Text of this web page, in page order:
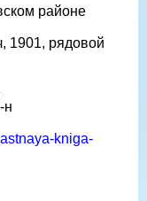
районе
рядовой
н
kniga-